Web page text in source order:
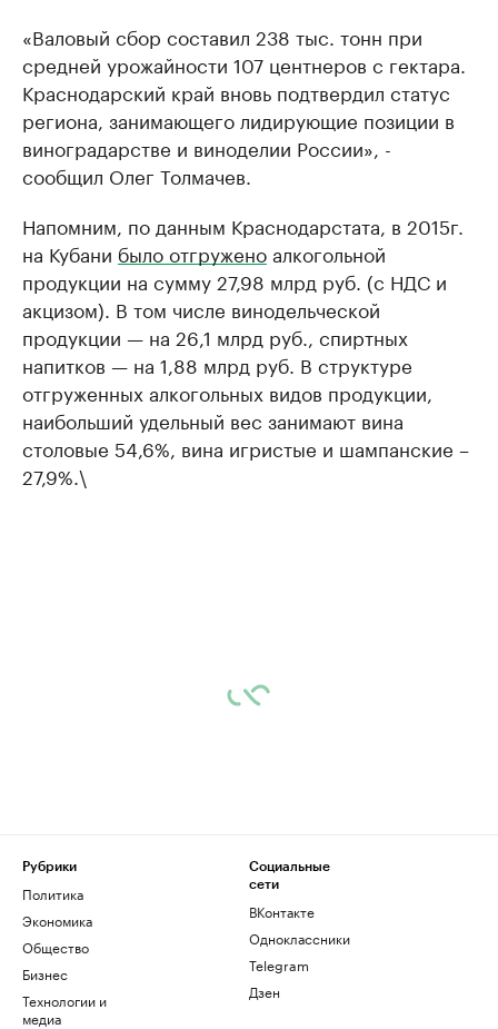
«Валовый сбор составил 238 тыс. тонн при
средней урожайности 107 центнеров с гектара.
Краснодарский край вновь подтвердил статус
региона, занимающего лидирующие позиции в
виноградарстве и виноделии России», -
сообщил Олег Толмачев.
Напомним, по данным Краснодарстата, в 2015г.
на Кубани было отгруженоалкогольной
продукции на сумму 27,98 млрд руб. (с НДС и
акцизом). В том числе винодельческой
продукции — на 26,1 млрд руб., спиртных
напитков — на 1,88 млрд руб. В структуре
отгруженных алкогольных видов продукции,
наибольший удельный вес занимают вина
столовые 54,6%, вина игристые и шампанские –
27,9%.\
Рубрики
Политика
Экономика
Общество
Бизнес
Технологии и
медиа
Социальные
сети
ВКонтакте
Одноклассники
Telegram
Дзен